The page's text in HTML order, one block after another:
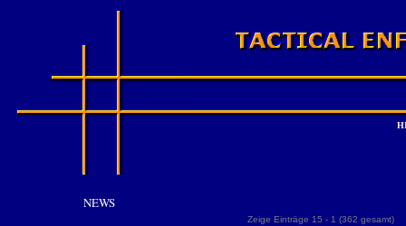
NEWS
Zeige Einträge 15 - 1 (362 gesamt)